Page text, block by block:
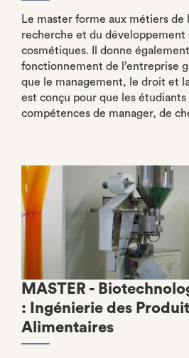
Le master forme aux métiers de
recherche et du développement
cosmétiques. Il donne
fonctionnement de l’entreprise
que le management, le droit et
est conçu pour que les
compétences de manager, de
MASTER -
: Ingénierie des
Alimentaires